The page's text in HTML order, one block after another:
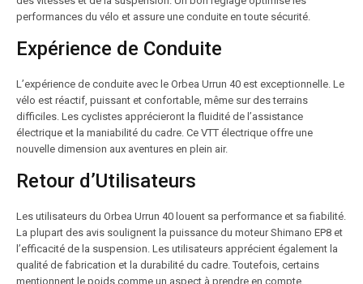
performances du vélo et assure une conduite en toute sécurité.
Expérience de Conduite
L’expérience de conduite avec le Orbea Urrun 40 est exceptionnelle. Le
vélo est réactif, puissant et confortable, même sur des terrains
difficiles. Les cyclistes apprécieront la fluidité de l’assistance
électrique et la maniabilité du cadre. Ce VTT électrique offre une
nouvelle dimension aux aventures en plein air.
Retour d’Utilisateurs
Les utilisateurs du Orbea Urrun 40 louent sa performance et sa fiabilité.
La plupart des avis soulignent la puissance du moteur Shimano EP8 et
l’efficacité de la suspension. Les utilisateurs apprécient également la
qualité de fabrication et la durabilité du cadre. Toutefois, certains
mentionnent le poids comme un aspect à prendre en compte.